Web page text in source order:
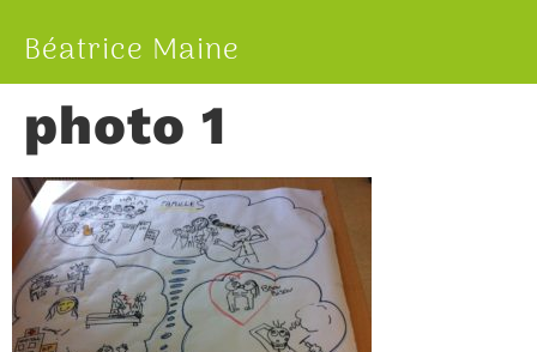
Béatrice Maine
photo 1